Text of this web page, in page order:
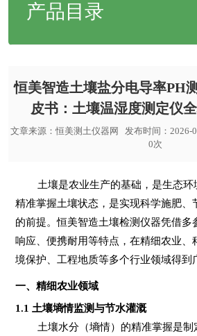
产品目录
恒美智造土壤盐分电导率PH
皮书：土壤温湿度测定仪
文章来源： 恒美测土仪器网
发布时间：2026-
0次
土壤是农业生产的基础，是生态环
精准掌握土壤状态，是实现科学施肥、
的前提。恒美智造土壤检测仪器凭借多
响应、便携耐用等特点，在精细农业、
境保护、工程地质等多个行业领域得到
一、精细农业领域
1.1 土壤墒情监测与节水灌溉
土壤水分（墒情）的精准掌握是制